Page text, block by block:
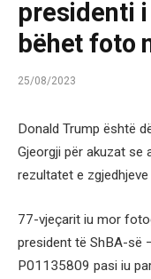
presidenti
bëhet foto
25/08/2023
Donald Trump është
Gjeorgji për akuzat se
rezultatet e
77-vjeçarit iu mor
president të ShBA-së
P01135809 pasi iu